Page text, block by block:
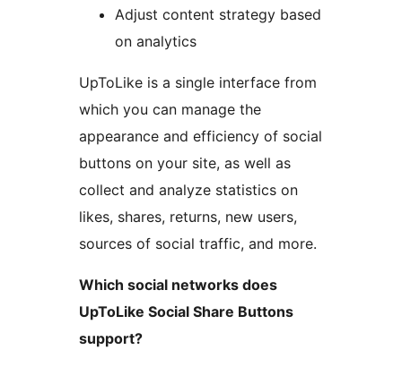
Adjust content strategy based
on analytics
UpToLike is a single interface from
which you can manage the
appearance and efficiency of social
buttons on your site, as well as
collect and analyze statistics on
likes, shares, returns, new users,
sources of social traffic, and more.
Which social networks does
UpToLike Social Share Buttons
support?